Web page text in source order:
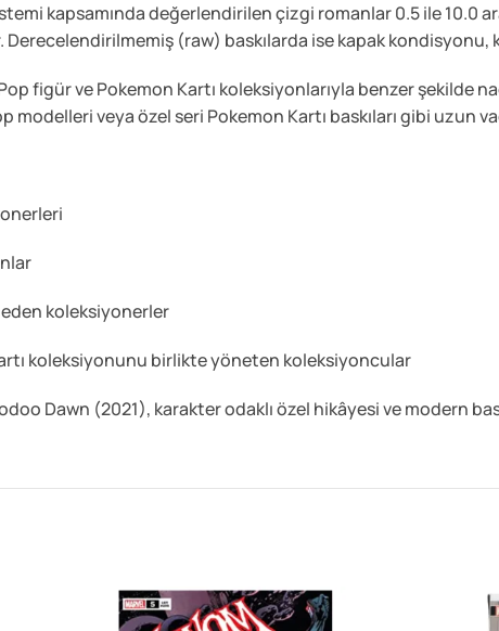
kapsamında değerlendirilen çizgi romanlar 0.5 ile 10.0
Derecelendirilmemiş (raw) baskılarda ise kapak
figür ve Pokemon Kartı koleksiyonlarıyla benzer şekilde
modelleri veya özel seri Pokemon Kartı baskıları gibi
koleksiyonerler
koleksiyonunu birlikte yöneten koleksiyoncular
Dawn (2021), karakter odaklı özel hikâyesi ve modern